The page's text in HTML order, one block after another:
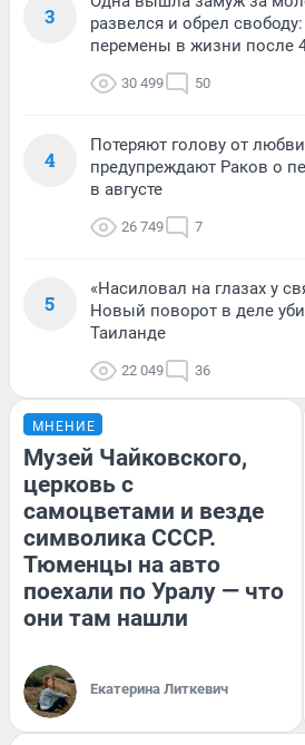
3
развелся и обрел
перемены в жизни после
30 499 50
4
Потеряют голову от
предупреждают Раков о
в августе
26 749 7
5
«Насиловал на глазах у
Новый поворот в деле
Таиланде
22 049 36
МНЕНИЕ
Музей Чайковского,
церковь с
самоцветами и везде
символика СССР.
Тюменцы на авто
поехали по Уралу — что
они там нашли
Екатерина Литкевич